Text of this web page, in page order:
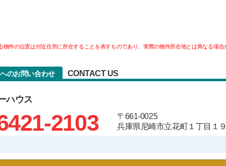
件の位置は付近住所に所在することを表すものであり、実際の物件所在地とは異なる場合
のお問い合わせ CONTACT US
ハウス
2103
〒661-0025
兵庫県尼崎市立花町１丁目１